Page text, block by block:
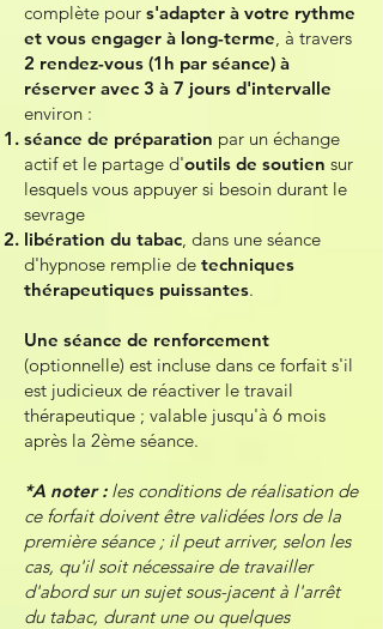
complète pour s'adapter à votre rythme
et vous engager à long-terme, à travers
2 rendez-vous (1h par séance) à
réserver avec 3 à 7 jours d'intervalle
environ :
séance de préparation par un échange
actif et le partage d'outils de soutien sur
lesquels vous appuyer si besoin durant le
sevrage
libération du tabac, dans une séance
d'hypnose remplie de techniques
thérapeutiques puissantes.
Une séance de renforcement
(optionnelle) est incluse dans ce forfait s'il
est judicieux de réactiver le travail
thérapeutique ; valable jusqu'à 6 mois
après la 2ème séance.
*A noter :les conditions de réalisation de
ce forfait doivent être validées lors de la
première séance ; il peut arriver, selon les
cas, qu'il soit nécessaire de travailler
d'abord sur un sujet sous-jacent à l'arrêt
du tabac, durant une ou quelques